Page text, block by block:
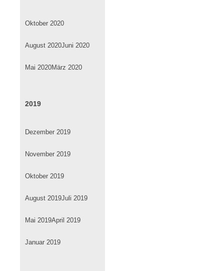
Oktober 2020
August 2020Juni 2020
Mai 2020März 2020
2019
Dezember 2019
November 2019
Oktober 2019
August 2019Juli 2019
Mai 2019April 2019
Januar 2019